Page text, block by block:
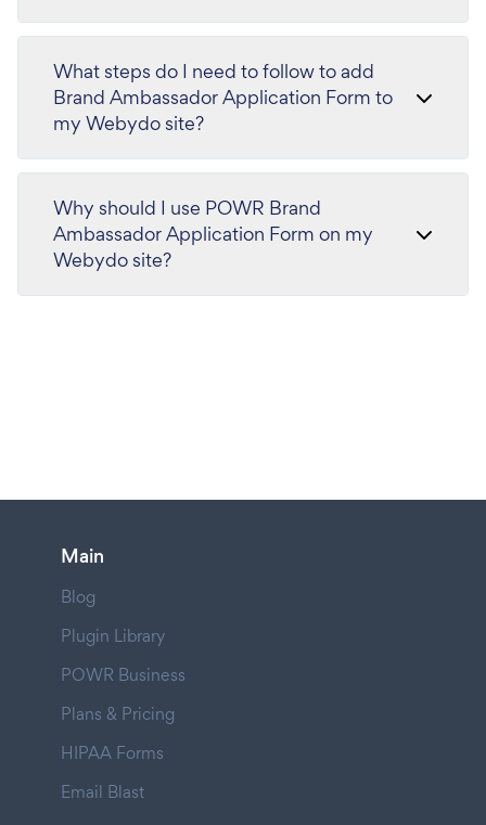
What steps do I need to follow to add
Brand Ambassador Application Form to
my Webydo site?
Why should I use POWR Brand
Ambassador Application Form on my
Webydo site?
Main
Blog
Plugin Library
POWR Business
Plans & Pricing
HIPAA Forms
Email Blast